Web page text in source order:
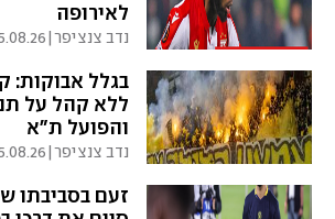
לאירופה
נדב צנציפר|
בגלל אבוקות:
ללא קהל על
והפועל ת"א
נדב צנציפר|
זעם בסביבתו